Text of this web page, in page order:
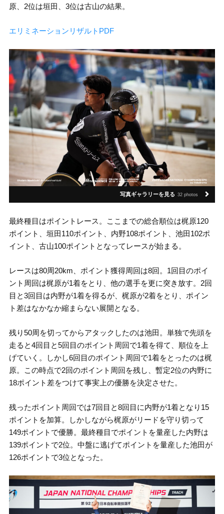
原、2位は垣田、3位は古山の結果。
エリミネーションリザルトPDF
写真ギャラリーを見る 32 photos
最終種目はポイントレース。ここまでの総合順位は梶原120
ポイント、垣田110ポイント、内野108ポイント、池田102ポ
イント、古山100ポイントとなってレースが始まる。
レースは80周20km、ポイント獲得周回は8回。1回目のポイ
ント周回は梶原が1着をとり、他の選手を更に突き放す。2回
目と3回目は内野が1着を得るが、梶原が2着をとり、ポイン
ト差はなかなか縮まらない展開となる。
残り50周を切ってからアタックしたのは池田。単独で先頭を
走ると4回目と5回目のポイント周回で1着を得て、順位を上
げていく。しかし6回目のポイント周回で1着をとったのは梶
原。この時点で2回のポイント周回を残し、暫定2位の内野に
18ポイント差をつけて事実上の優勝を決定させた。
残ったポイント周回では7回目と8回目に内野が1着となり15
ポイントを加算。しかしながら梶原がリードを守り切って
149ポイントで優勝。最終種目でポイントを量産した内野は
139ポイントで2位。中盤に逃げてポイントを量産した池田が
126ポイントで3位となった。